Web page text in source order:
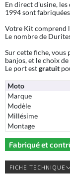
En direct d'usine,
1994 sont
Votre Kit comprend
Le nombre de
Sur cette fiche, vous
banjos, et le choix
Le port estgratuit
Moto
Marque
Modèle
Millésime
Montage
Fabriqué et
FICHE TECHNIQUE